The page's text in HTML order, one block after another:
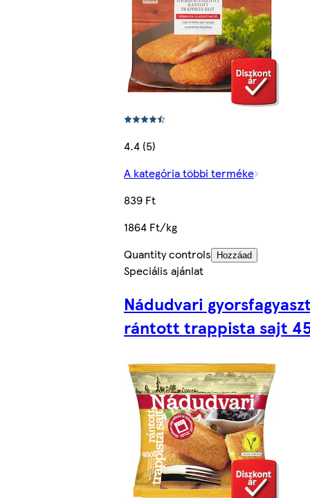
4.4 (5)
A kategória többi terméke
839 Ft
1864 Ft/kg
Quantity controls
Hozzáad
Speciális ajánlat
Nádudvari
rántott trappista sajt